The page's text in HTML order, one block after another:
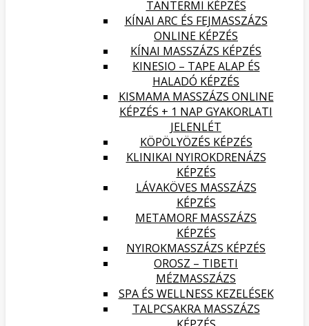
TANTERMI KÉPZÉS
KÍNAI ARC ÉS FEJMASSZÁZS
ONLINE KÉPZÉS
KÍNAI MASSZÁZS KÉPZÉS
KINESIO – TAPE ALAP ÉS
HALADÓ KÉPZÉS
KISMAMA MASSZÁZS ONLINE
KÉPZÉS + 1 NAP GYAKORLATI
JELENLÉT
KÖPÖLYÖZÉS KÉPZÉS
KLINIKAI NYIROKDRENÁZS
KÉPZÉS
LÁVAKÖVES MASSZÁZS
KÉPZÉS
METAMORF MASSZÁZS
KÉPZÉS
NYIROKMASSZÁZS KÉPZÉS
OROSZ – TIBETI
MÉZMASSZÁZS
SPA ÉS WELLNESS KEZELÉSEK
TALPCSAKRA MASSZÁZS